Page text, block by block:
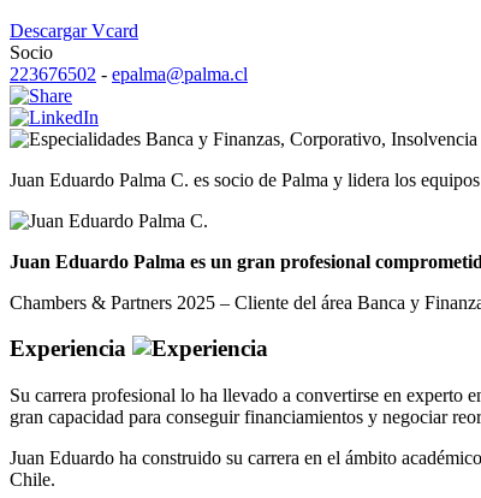
Descargar Vcard
Socio
223676502 - epalma@palma.cl
Banca y Finanzas, Corporativo,
Juan Eduardo Palma C. es socio de Palma y lidera los
Juan Eduardo Palma es un gran profesional
Chambers & Partners 2025 – Cliente del área Banca y
Experiencia
Su carrera profesional lo ha llevado a convertirse en experto
gran capacidad para conseguir financiamientos y negociar
Juan Eduardo ha construido su carrera en el ámbito
Chile.